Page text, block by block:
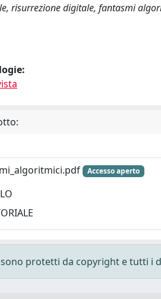
risurrezione digitale, fantasmi
Accesso aperto
protetti da copyright e tutti i